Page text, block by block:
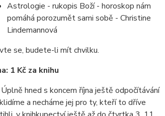
Astrologie - rukopis Boží - horoskop nám
pomáhá porozumět sami sobě - Christine
Lindemannová
se, budete-li mít chvilku.
1 Kč za knihu
Úplně hned s koncem října ještě odpočítávání
a necháme jej pro ty, kteří to dříve